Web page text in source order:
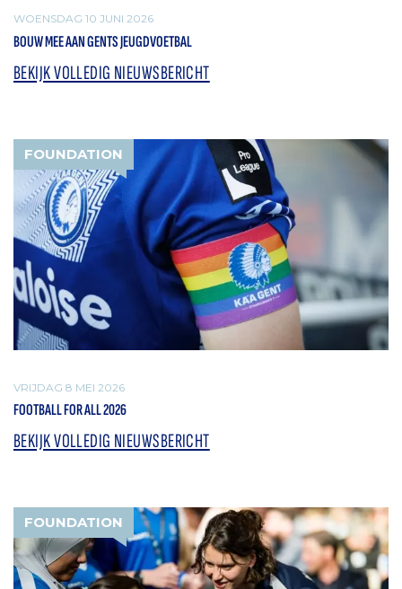
WOENSDAG 10 JUNI 2026
BOUW MEE AAN GENTS JEUGDVOETBAL
BEKIJK VOLLEDIG NIEUWSBERICHT
FOUNDATION
VRIJDAG 8 MEI 2026
FOOTBALL FOR ALL 2026
BEKIJK VOLLEDIG NIEUWSBERICHT
FOUNDATION